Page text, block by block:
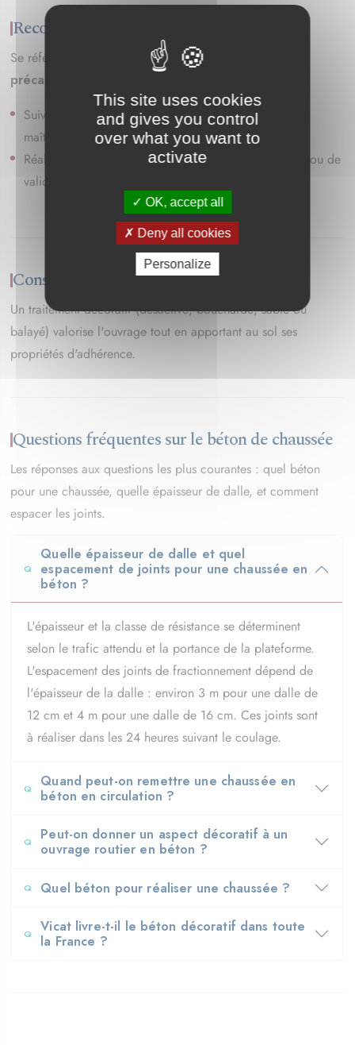
Recommandations
Se référer à la fiche «
Règles de mise en œuvre et
précautions d'emploi
Suivre les données et caractéristiques précisées par le
maître d'ouvrage au travers du CCTP.
Réaliser à chaque ouvrage des essais de convenance ou de
validation de formules.
Conseils produits
Un traitement décoratif (désactivé, bouchardé, sablé ou
balayé) valorise l'ouvrage tout en apportant au sol ses
propriétés d'adhérence.
Questions fréquentes sur le béton de chaussée
Les réponses aux questions les plus courantes : quel béton
pour une chaussée, quelle épaisseur de dalle, et comment
espacer les joints.
Quelle épaisseur de dalle et quel
espacement de joints pour une chaussée en
béton ?
L'épaisseur et la classe de résistance se déterminent
selon le trafic attendu et la portance de la plateforme.
L'espacement des joints de fractionnement dépend de
l'épaisseur de la dalle : environ 3 m pour une dalle de
12 cm et 4 m pour une dalle de 16 cm. Ces joints sont
à réaliser dans les 24 heures suivant le coulage.
Quand peut-on remettre une chaussée en
béton en circulation ?
Peut-on donner un aspect décoratif à un
ouvrage routier en béton ?
Quel béton pour réaliser une chaussée ?
Vicat livre-t-il le béton décoratif dans toute
la France ?
This site uses cookies
and gives you control
over what you want to
activate
OK, accept all
Deny all cookies
Personalize